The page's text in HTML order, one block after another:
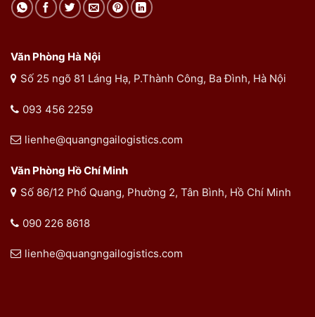
Văn Phòng Hà Nội
Số 25 ngõ 81 Láng Hạ, P.Thành Công, Ba Đình, Hà Nội
093 456 2259
lienhe@quangngailogistics.com
Văn Phòng Hồ Chí Minh
Số 86/12 Phổ Quang, Phường 2, Tân Bình, Hồ Chí Minh
090 226 8618
lienhe@quangngailogistics.com